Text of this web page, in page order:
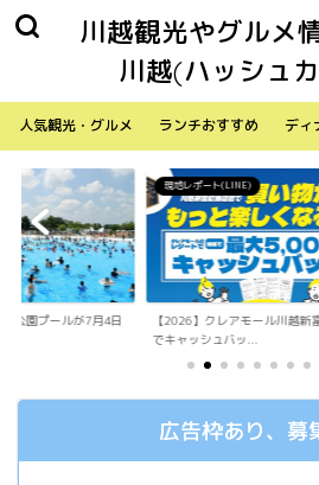
川越観光やグルメ
川越(ハッシュ
人気観光・グルメ ランチおすすめ ディ
ル川越新富町商店街
スポーツ
COEDO KAWAGOE F.Cが小学
ース...
広告枠あり、募